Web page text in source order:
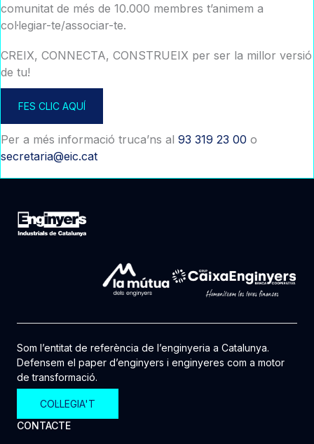
comunitat de més de 10.000 membres t’animem a
col·legiar-te/associar-te.
CREIX, CONNECTA, CONSTRUEIX per ser la millor versió
de tu!
FES CLIC AQUÍ
Per a més informació truca’ns al 93 319 23 00 o
secretaria@eic.cat
Som l’entitat de referència de l’enginyeria a Catalunya.
Defensem el paper d’enginyers i enginyeres com a motor
de transformació.
COL·LEGIA'T
CONTACTE